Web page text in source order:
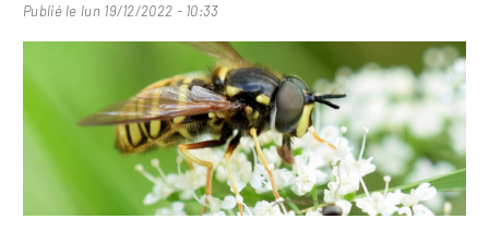
Publié le lun 19/12/2022 - 10:33